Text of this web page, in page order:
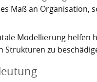
Maß an Organisation,
Modellierung helfen
Strukturen zu